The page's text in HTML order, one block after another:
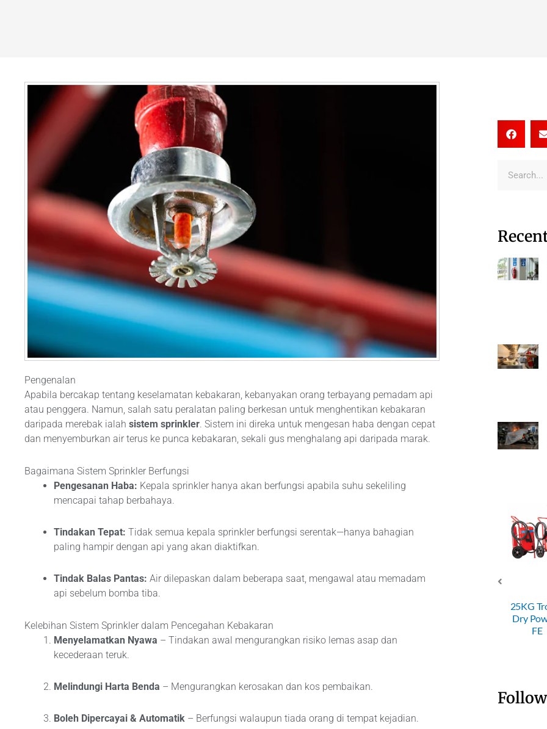
Pengenalan
Apabila bercakap tentang keselamatan kebakaran, kebanyakan orang terbayang pemadam api
atau penggera. Namun, salah satu peralatan paling berkesan untuk menghentikan kebakaran
daripada merebak ialah sistem sprinkler. Sistem ini direka untuk mengesan haba dengan cepat
dan menyemburkan air terus ke punca kebakaran, sekali gus menghalang api daripada marak.
Bagaimana Sistem Sprinkler Berfungsi
Pengesanan Haba: Kepala sprinkler hanya akan berfungsi apabila suhu sekeliling
mencapai tahap berbahaya.
Tindakan Tepat: Tidak semua kepala sprinkler berfungsi serentak—hanya bahagian
paling hampir dengan api yang akan diaktifkan.
Tindak Balas Pantas: Air dilepaskan dalam beberapa saat, mengawal atau memadam
api sebelum bomba tiba.
Kelebihan Sistem Sprinkler dalam Pencegahan Kebakaran
Menyelamatkan Nyawa – Tindakan awal mengurangkan risiko lemas asap dan
kecederaan teruk.
Melindungi Harta Benda – Mengurangkan kerosakan dan kos pembaikan.
Boleh Dipercayai & Automatik – Berfungsi walaupun tiada orang di tempat kejadian.
25KG Trolley